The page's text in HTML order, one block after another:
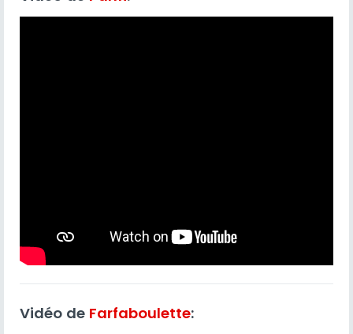
Vidéo de Farfaboulette: